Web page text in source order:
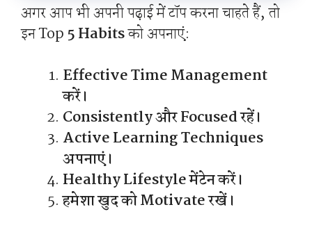
अगर आप भी अपनी पढ़ाई में टॉप करना चाहते हैं, तो
इन Top 5 Habitsको अपनाएं:
Effective Time Management
करें।
Consistently और Focused रहें।
Active Learning Techniques
अपनाएं।
Healthy Lifestyle मेंटेन करें।
हमेशा खुद को Motivate रखें।